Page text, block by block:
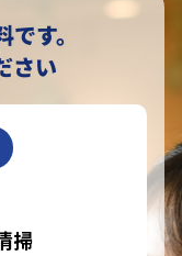
す。
さい
掃